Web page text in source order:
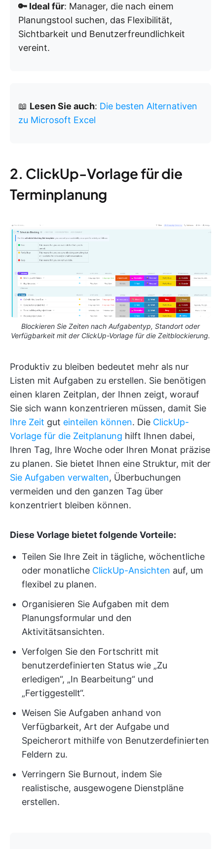
🔑 Ideal für: Manager, die nach einem
Planungstool suchen, das Flexibilität,
Sichtbarkeit und Benutzerfreundlichkeit
vereint.
📖 Lesen Sie auch: Die besten Alternativen
zu Microsoft Excel
2. ClickUp-Vorlage für die
Terminplanung
Blockieren Sie Zeiten nach Aufgabentyp, Standort oder
Verfügbarkeit mit der ClickUp-Vorlage für die Zeitblockierung.
Produktiv zu bleiben bedeutet mehr als nur
Listen mit Aufgaben zu erstellen. Sie benötigen
einen klaren Zeitplan, der Ihnen zeigt, worauf
Sie sich wann konzentrieren müssen, damit Sie
Ihre Zeit gut einteilen können. Die ClickUp-
Vorlage für die Zeitplanung hilft Ihnen dabei,
Ihren Tag, Ihre Woche oder Ihren Monat präzise
zu planen. Sie bietet Ihnen eine Struktur, mit der
Sie Aufgaben verwalten, Überbuchungen
vermeiden und den ganzen Tag über
konzentriert bleiben können.
Diese Vorlage bietet folgende Vorteile:
Teilen Sie Ihre Zeit in tägliche, wöchentliche
oder monatliche ClickUp-Ansichten auf, um
flexibel zu planen.
Organisieren Sie Aufgaben mit dem
Planungsformular und den
Aktivitätsansichten.
Verfolgen Sie den Fortschritt mit
benutzerdefinierten Status wie „Zu
erledigen“, „In Bearbeitung“ und
„Fertiggestellt“.
Weisen Sie Aufgaben anhand von
Verfügbarkeit, Art der Aufgabe und
Speicherort mithilfe von Benutzerdefinierten
Feldern zu.
Verringern Sie Burnout, indem Sie
realistische, ausgewogene Dienstpläne
erstellen.